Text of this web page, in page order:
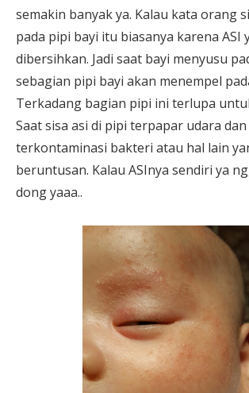
semakin banyak ya. Kalau kata orang
pada pipi bayi itu biasanya karena ASI
dibersihkan. Jadi saat bayi menyusu
sebagian pipi bayi akan menempel
Terkadang bagian pipi ini terlupa
Saat sisa asi di pipi terpapar udara
terkontaminasi bakteri atau hal lain
beruntusan. Kalau ASInya sendiri ya
dong yaaa..